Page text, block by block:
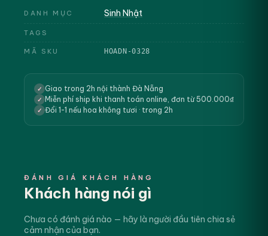
DANH MỤC Sinh Nhật
TAGS
MÃ SKU HOADN-0328
✓ Giao trong 2h nội thành Đà Nẵng
✓ Miễn phí ship khi thanh toán online, đơn từ 500.000₫
✓ Đổi 1-1 nếu hoa không tươi · trong 2h
ĐÁNH GIÁ KHÁCH HÀNG
Khách hàng nói gì
Chưa có đánh giá nào — hãy là người đầu tiên chia sẻ
cảm nhận của bạn.